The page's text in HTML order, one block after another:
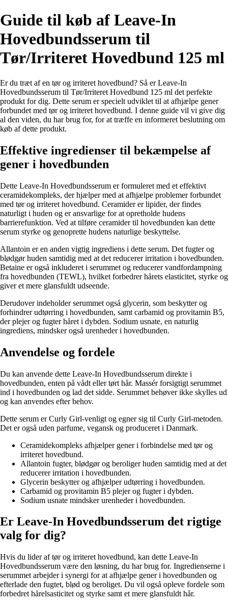
Guide til køb af Leave-In
Hovedbundsserum til
Tør/Irriteret Hovedbund 125 ml
Er du træt af en tør og irriteret hovedbund? Så er Leave-In
Hovedbundsserum til Tør/Irriteret Hovedbund 125 ml det perfekte
produkt for dig. Dette serum er specielt udviklet til at afhjælpe gener
forbundet med tør og irriteret hovedbund. I denne guide vil vi give dig
al den viden, du har brug for, for at træffe en informeret beslutning om
køb af dette produkt.
Effektive ingredienser til bekæmpelse af
gener i hovedbunden
Dette Leave-In Hovedbundsserum er formuleret med et effektivt
ceramidekompleks, der hjælper med at afhjælpe problemer forbundet
med tør og irriteret hovedbund. Ceramider er lipider, der findes
naturligt i huden og er ansvarlige for at opretholde hudens
barrierefunktion. Ved at tilføre ceramider til hovedbunden kan dette
serum styrke og genoprette hudens naturlige beskyttelse.
Allantoin er en anden vigtig ingrediens i dette serum. Det fugter og
blødgør huden samtidig med at det reducerer irritation i hovedbunden.
Betaine er også inkluderet i serummet og reducerer vandfordampning
fra hovedbunden (TEWL), hvilket forbedrer hårets elasticitet, styrke og
giver et mere glansfuldt udseende.
Derudover indeholder serummet også glycerin, som beskytter og
forhindrer udtørring i hovedbunden, samt carbamid og provitamin B5,
der plejer og fugter håret i dybden. Sodium usnate, en naturlig
ingrediens, mindsker også urenheder i hovedbunden.
Anvendelse og fordele
Du kan anvende dette Leave-In Hovedbundsserum direkte i
hovedbunden, enten på vådt eller tørt hår. Massér forsigtigt serummet
ind i hovedbunden og lad det sidde. Serummet behøver ikke skylles ud
og kan anvendes efter behov.
Dette serum er Curly Girl-venligt og egner sig til Curly Girl-metoden.
Det er også uden parfume, vegansk og produceret i Danmark.
Ceramidekompleks afhjælper gener i forbindelse med tør og
irriteret hovedbund.
Allantoin fugter, blødgør og beroliger huden samtidig med at det
reducerer irritation i hovedbunden.
Glycerin beskytter og afhjælper udtørring i hovedbunden.
Carbamid og provitamin B5 plejer og fugter i dybden.
Sodium usnate mindsker urenheder i hovedbunden.
Er Leave-In Hovedbundsserum det rigtige
valg for dig?
Hvis du lider af tør og irriteret hovedbund, kan dette Leave-In
Hovedbundsserum være den løsning, du har brug for. Ingredienserne i
serummet arbejder i synergi for at afhjælpe gener i hovedbunden og
efterlade den fugtet, blød og beroliget. Du vil også opleve fordele som
forbedret hårelsasticitet og styrke samt et mere glansfuldt hår.